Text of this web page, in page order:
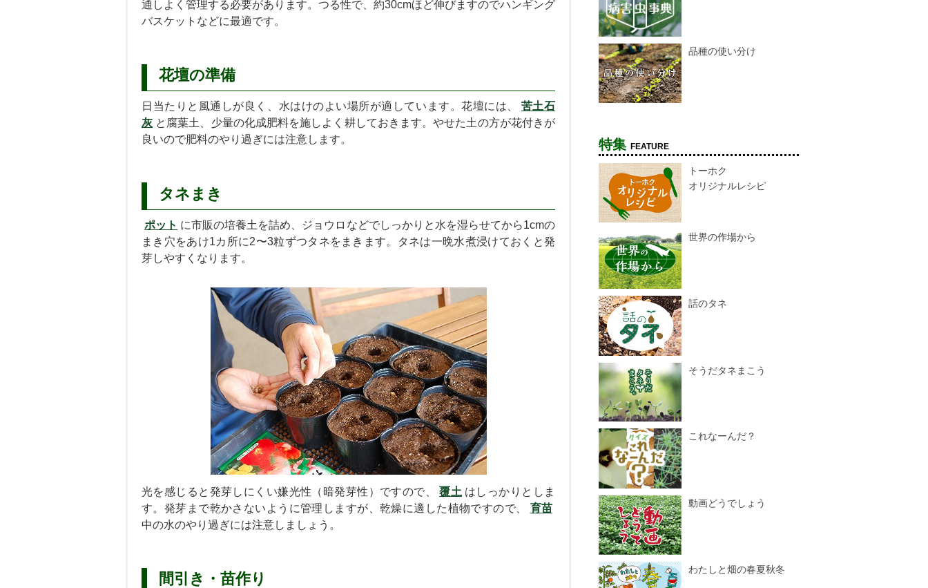
通しよく管理する必要があります。つる性で、約30cmほど伸びますのでハンギング
バスケットなどに最適です。
花壇の準備
日当たりと風通しが良く、水はけのよい場所が適しています。花壇には、
苦土石
灰 と腐葉土、少量の化成肥料を施しよく耕しておきます。やせた土の方が花付きが
良いので肥料のやり過ぎには注意します。
タネまき
ポット に市販の培養土を詰め、ジョウロなどでしっかりと水を湿らせてから1cmの
まき穴をあけ1カ所に2〜3粒ずつタネをまきます。タネは一晩水煮浸けておくと発
芽しやすくなります。
光を感じると発芽しにくい嫌光性（暗発芽性）ですので、 覆土 はしっかりとしま
す。発芽まで乾かさないように管理しますが、乾燥に適した植物ですので、
育苗
中の水のやり過ぎには注意しましょう。
間引き・苗作り
One point advice
【】
品種の使い分け
特集 FEATURE
トーホク
オリジナルレシピ
世界の作場から
話のタネ
そうだタネまこう
これなーんだ？
動画どうでしょう
わたしと畑の春夏秋冬